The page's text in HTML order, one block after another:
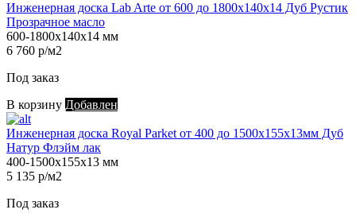
Инженерная доска Lab Arte от 600 до 1800х140х14 Дуб Рустик
Прозрачное масло
600-1800х140х14 мм
6 760 р/м2
Под заказ
В корзину Добавлен
Инженерная доска Royal Parket от 400 до 1500х155х13мм Дуб
Натур Флэйм лак
400-1500х155х13 мм
5 135 р/м2
Под заказ